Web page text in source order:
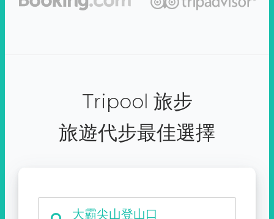
Tripool 旅步
旅遊代步最佳選擇
大霸尖山登山口